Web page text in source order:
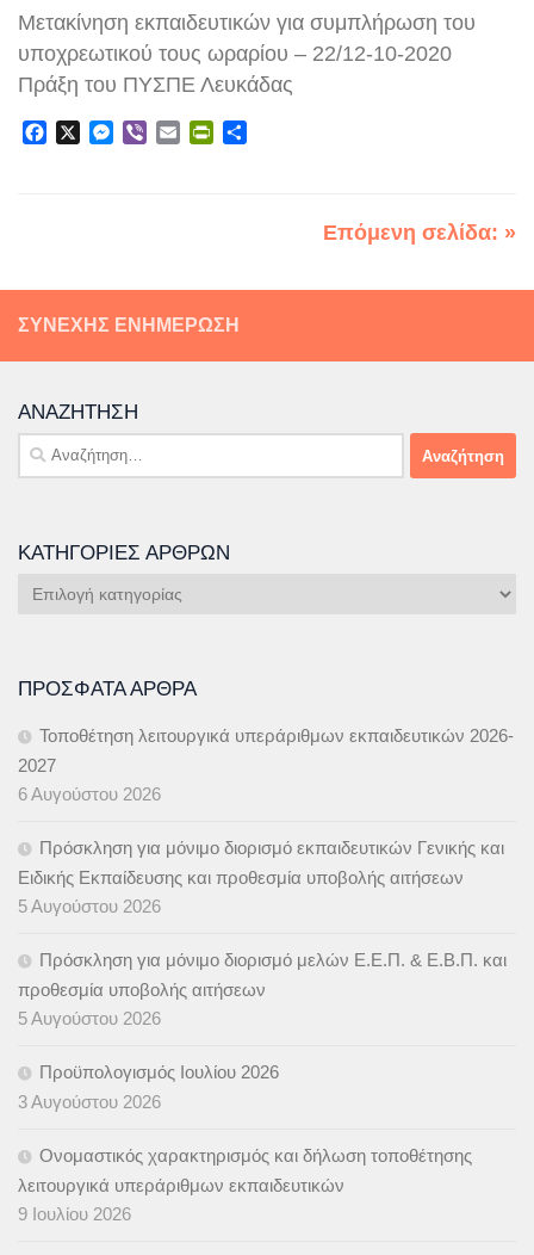
Μετακίνηση εκπαιδευτικών για συμπλήρωση του
υποχρεωτικού τους ωραρίου – 22/12-10-2020
Πράξη του ΠΥΣΠΕ Λευκάδας
FacebookMessenger
Viber EmailPrintFriendly
Επόμενη σελίδα: »
ΣΥΝΕΧΉΣ ΕΝΗΜΈΡΩΣΗ
ΑΝΑΖΉΤΗΣΗ
Αναζήτηση
για:
ΚΑΤΗΓΟΡΊΕΣ ΆΡΘΡΩΝ
Κατηγορίες
ΠΡΌΣΦΑΤΑ ΆΡΘΡΑ
Τοποθέτηση λειτουργικά υπεράριθμων εκπαιδευτικών 2026-
2027
6 Αυγούστου 2026
Πρόσκληση για μόνιμο διορισμό εκπαιδευτικών Γενικής και
Ειδικής Εκπαίδευσης και προθεσμία υποβολής αιτήσεων
5 Αυγούστου 2026
Πρόσκληση για μόνιμο διορισμό μελών Ε.Ε.Π. & Ε.Β.Π. και
προθεσμία υποβολής αιτήσεων
5 Αυγούστου 2026
Προϋπολογισμός Ιουλίου 2026
3 Αυγούστου 2026
Ονομαστικός χαρακτηρισμός και δήλωση τοποθέτησης
λειτουργικά υπεράριθμων εκπαιδευτικών
9 Ιουλίου 2026